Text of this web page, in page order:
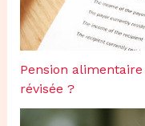
Pension
révisée ?